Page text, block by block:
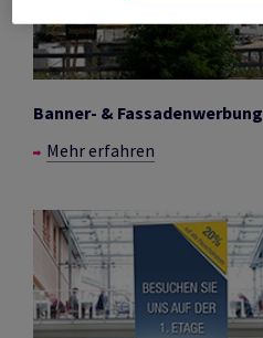
Banner- & Fassadenwerbung
Mehr erfahren